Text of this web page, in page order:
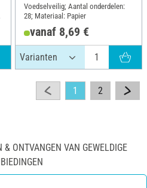
Voedselveilig; Aantal onderdelen:
28; Materiaal: Papier
vanaf 8,69 €
1 2
ONTVANGEN VAN GEWELDIGE